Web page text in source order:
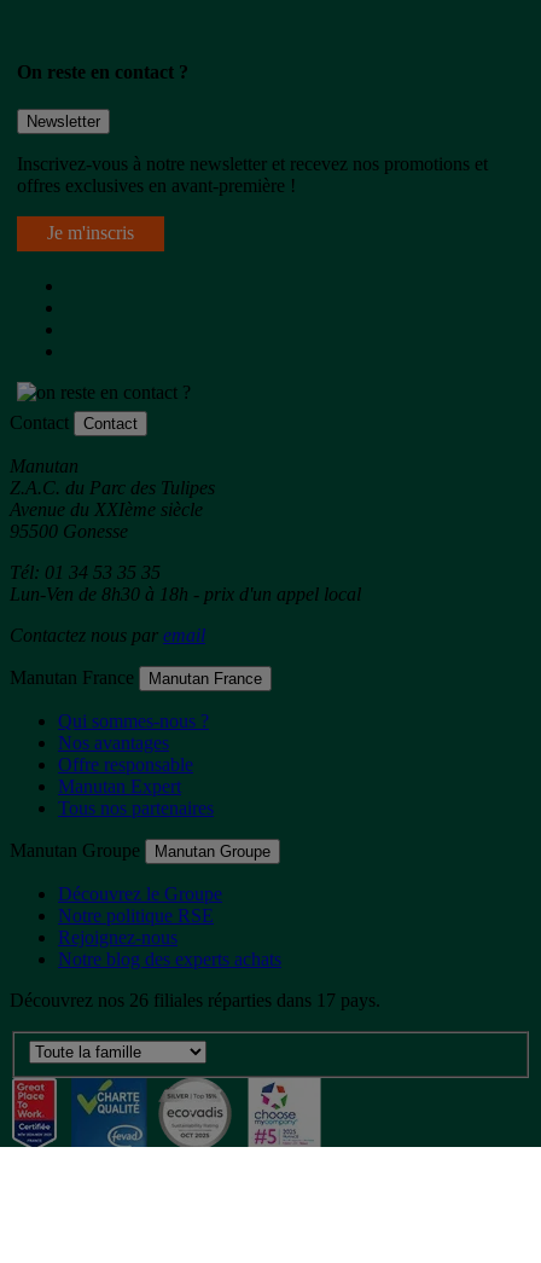
On reste en contact ?
Newsletter
Inscrivez-vous à notre newsletter et recevez nos promotions et
offres exclusives en avant-première !
Je m'inscris
Contact Contact
Manutan
Z.A.C. du Parc des Tulipes
Avenue du XXIème siècle
95500 Gonesse
Tél: 01 34 53 35 35
Lun-Ven de 8h30 à 18h - prix d'un appel local
Contactez nous par email
Manutan France Manutan France
Qui sommes-nous ?
Nos avantages
Offre responsable
Manutan Expert
Tous nos partenaires
Manutan Groupe Manutan Groupe
Découvrez le Groupe
Notre politique RSE
Rejoignez-nous
Notre blog des experts achats
Découvrez nos 26 filiales réparties dans 17 pays.